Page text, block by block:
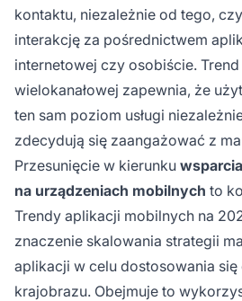
kontaktu, niezależnie od tego,
interakcję za pośrednictwem
internetowej czy osobiście.
wielokanałowej zapewnia, że
ten sam poziom usługi
zdecydują się zaangażować z
Przesunięcie w kierunku
na urządzeniach mobilnych to
Trendy aplikacji mobilnych na
znaczenie skalowania strategii
aplikacji w celu dostosowania
krajobrazu. Obejmuje to